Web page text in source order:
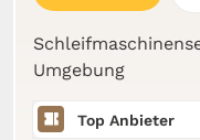
Umgebung
Top Anbieter